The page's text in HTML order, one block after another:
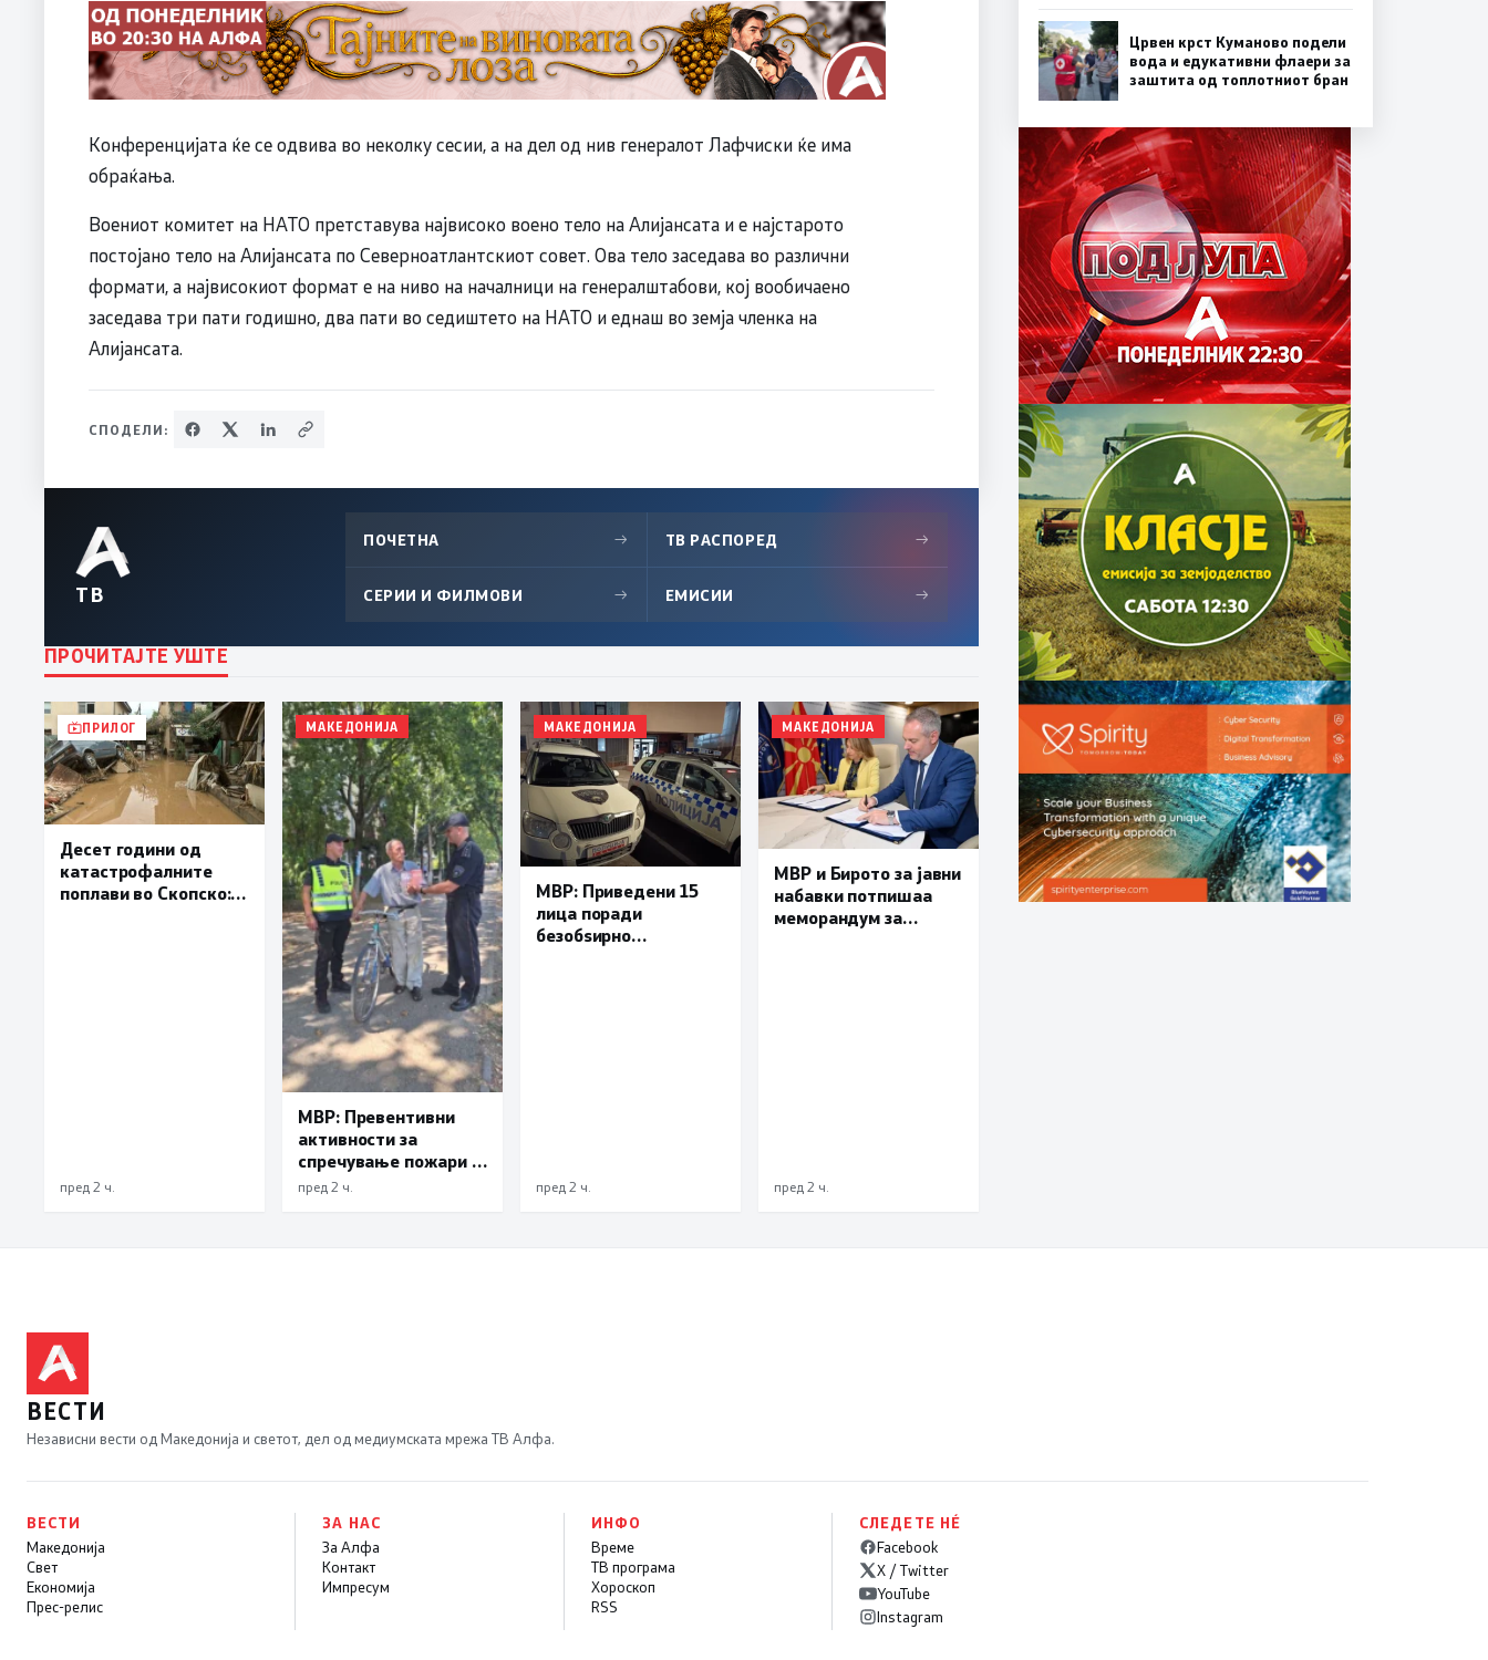
Конференцијата ќе се одвива во неколку сесии, а на дел од нив генералот Лафчиски ќе има
обраќања.
Воениот комитет на НАТО претставува највисоко воено тело на Алијансата и е најстарото
постојано тело на Алијансата по Северноатлантскиот совет. Ова тело заседава во различни
формати, а највисокиот формат е на ниво на началници на генералштабови, кој вообичаено
заседава три пати годишно, два пати во седиштето на НАТО и еднаш во земја членка на
Алијансата.
СПОДЕЛИ:
ТВ
ПОЧЕТНА → ТВ РАСПОРЕД →
СЕРИИ И ФИЛМОВИ → ЕМИСИИ →
ПРОЧИТАЈТЕ УШТЕ
ПРИЛОГ
Десет години од
катастрофалните
поплави во Скопско:
пред 2 ч.
МАКЕДОНИЈА
МВР: Превентивни
активности за
спречување пожари и
имотни деликти, како
пред 2 ч.
МАКЕДОНИЈА
МВР: Приведени 15
лица поради
безобѕирно
пред 2 ч.
МАКЕДОНИЈА
МВР и Бирото за јавни
набавки потпишаа
меморандум за
пред 2 ч.
Црвен крст Куманово подели
вода и едукативни флаери за
заштита од топлотниот бран
ВЕСТИ
Независни вести од Македонија и светот, дел од медиумската мрежа ТВ Алфа.
ВЕСТИ
Македонија
Свет
Економија
Прес-релис
ЗА НАС
За Алфа
Контакт
Импресум
ИНФО
Време
ТВ програма
Хороскоп
RSS
СЛЕДЕТЕ НÉ
Facebook
X / Twitter
YouTube
Instagram